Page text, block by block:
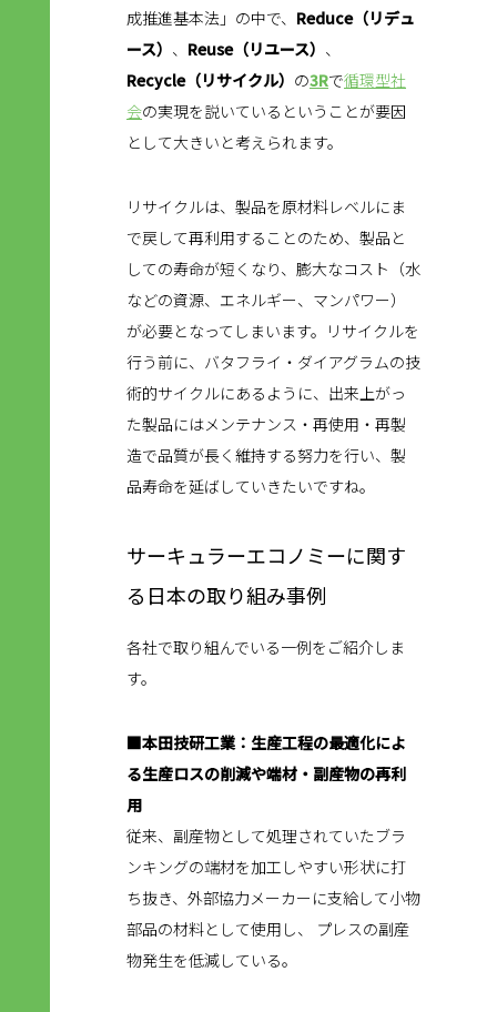
成推進基本法」の中で、 Reduce（リデュ
ース） 、 Reuse（リユース） 、
Recycle（リサイクル） の3Rで循環型社
会の実現を説いているということが要因
として大きいと考えられます。
リサイクルは、製品を原材料レベルにま
で戻して再利用することのため、製品と
しての寿命が短くなり、膨大なコスト（水
などの資源、エネルギー、マンパワー）
が必要となってしまいます。リサイクルを
行う前に、バタフライ・ダイアグラムの技
術的サイクルにあるように、出来上がっ
た製品にはメンテナンス・再使用・再製
造で品質が長く維持する努力を行い、製
品寿命を延ばしていきたいですね。
サーキュラーエコノミーに関す
る日本の取り組み事例
各社で取り組んでいる一例をご紹介しま
す。
■本田技研工業：生産工程の最適化によ
る生産ロスの削減や端材・副産物の再利
用
従来、副産物として処理されていたブラ
ンキングの端材を加工しやすい形状に打
ち抜き、外部協力メーカーに支給して小物
部品の材料として使用し、 プレスの副産
物発生を低減している。